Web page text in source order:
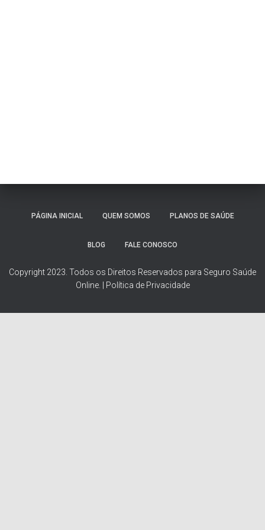
PÁGINA INICIAL QUEM SOMOS PLANOS DE SAÚDE
BLOG FALE CONOSCO
Copyright 2023. Todos os Direitos Reservados para Seguro Saúde
Online. | Política de Privacidade